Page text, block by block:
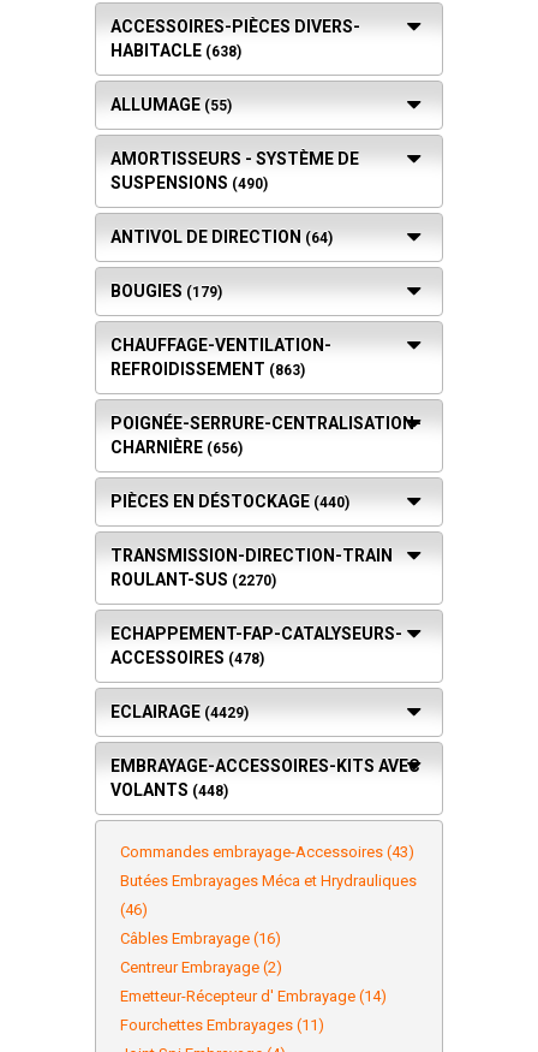
ACCESSOIRES-PIÈCES DIVERS-
HABITACLE (638)
ALLUMAGE (55)
AMORTISSEURS - SYSTÈME DE
SUSPENSIONS (490)
ANTIVOL DE DIRECTION (64)
BOUGIES (179)
CHAUFFAGE-VENTILATION-
REFROIDISSEMENT (863)
POIGNÉE-SERRURE-CENTRALISATION-
CHARNIÈRE (656)
PIÈCES EN DÉSTOCKAGE (440)
TRANSMISSION-DIRECTION-TRAIN
ROULANT-SUS (2270)
ECHAPPEMENT-FAP-CATALYSEURS-
ACCESSOIRES (478)
ECLAIRAGE (4429)
EMBRAYAGE-ACCESSOIRES-KITS AVEC
VOLANTS (448)
Commandes embrayage-Accessoires (43)
Butées Embrayages Méca et Hrydrauliques
(46)
Câbles Embrayage (16)
Centreur Embrayage (2)
Emetteur-Récepteur d' Embrayage (14)
Fourchettes Embrayages (11)